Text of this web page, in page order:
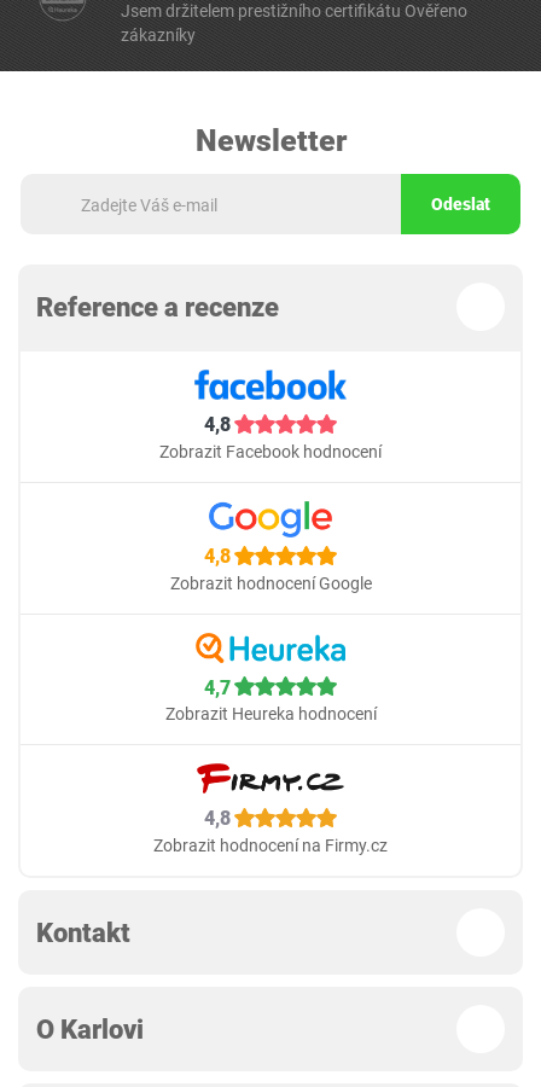
Jsem držitelem prestižního certifikátu Ověřeno
zákazníky
Newsletter
Odeslat
Reference a recenze
4,8
Zobrazit Facebook hodnocení
4,8
Zobrazit hodnocení Google
4,7
Zobrazit Heureka hodnocení
4,8
Zobrazit hodnocení na Firmy.cz
Kontakt
O Karlovi